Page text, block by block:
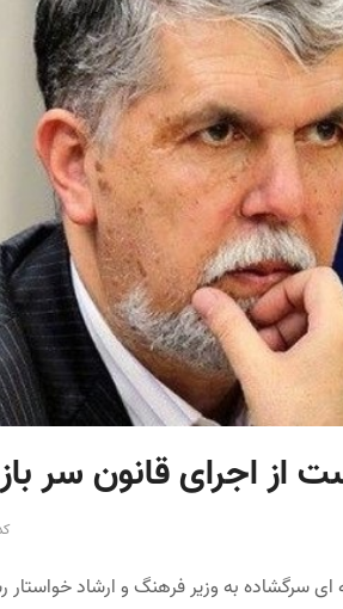
از اجرای قانون سر باز
سرگشاده به وزیر فرهنگ و ارشاد